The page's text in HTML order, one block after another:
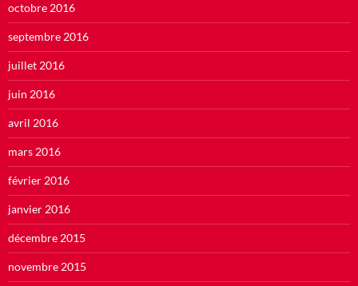
octobre 2016
septembre 2016
juillet 2016
juin 2016
avril 2016
mars 2016
février 2016
janvier 2016
décembre 2015
novembre 2015